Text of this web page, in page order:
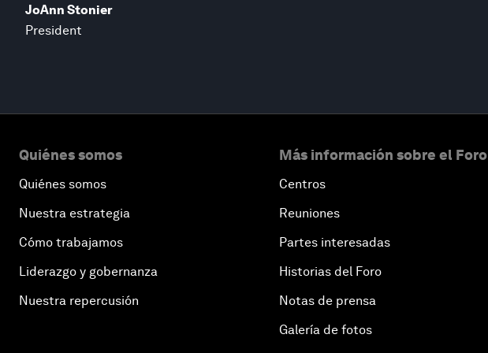
JoAnn Stonier
President
Quiénes somos
Quiénes somos
Nuestra estrategia
Cómo trabajamos
Liderazgo y gobernanza
Nuestra repercusión
Más información sobre el Foro
Centros
Reuniones
Partes interesadas
Historias del Foro
Notas de prensa
Galería de fotos